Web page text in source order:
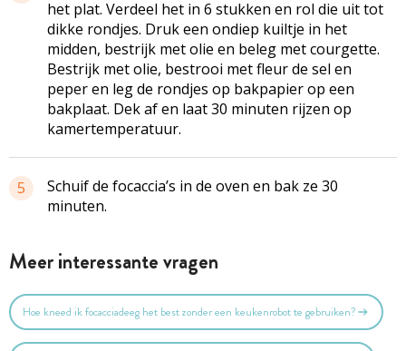
het plat. Verdeel het in 6 stukken en rol die uit tot
dikke rondjes. Druk een ondiep kuiltje in het
midden, bestrijk met olie en beleg met courgette.
Bestrijk met olie, bestrooi met fleur de sel en
peper en leg de rondjes op bakpapier op een
bakplaat. Dek af en laat 30 minuten rijzen op
kamertemperatuur.
5
Schuif de focaccia’s in de oven en bak ze 30
minuten.
Meer interessante vragen
Hoe kneed ik focacciadeeg het best zonder een keukenrobot te gebruiken?